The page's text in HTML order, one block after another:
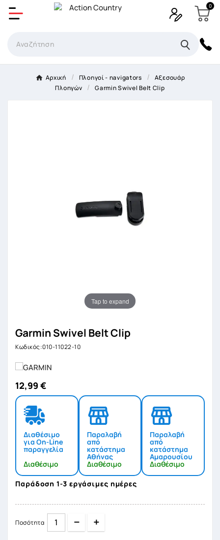
0
Αρχική Πλοηγοί - navigators
Αξεσουάρ
Πλοηγών
Garmin Swivel Belt Clip
Tap to expand
Garmin Swivel Belt Clip
Κωδικός:010-11022-10
12,99 €
Διαθέσιμο
για On-Line
παραγγελία
Διαθέσιμο
Παραλαβή
από
κατάστημα
Αθήνας
Διαθέσιμο
Παραλαβή
από
κατάστημα
Αμαρουσίου
Διαθέσιμο
Παράδοση 1-3 εργάσιμες ημέρες
Ποσότητα Quantity
Δημιουργία λίστα επιθυμητών
×
Όνομα Λίστα επιθυμιτών
Ακύρωση Δημιουργία λίστα επιθυμητών